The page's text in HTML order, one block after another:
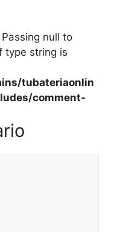
null to
type string is
tubateriaonlin
comment-